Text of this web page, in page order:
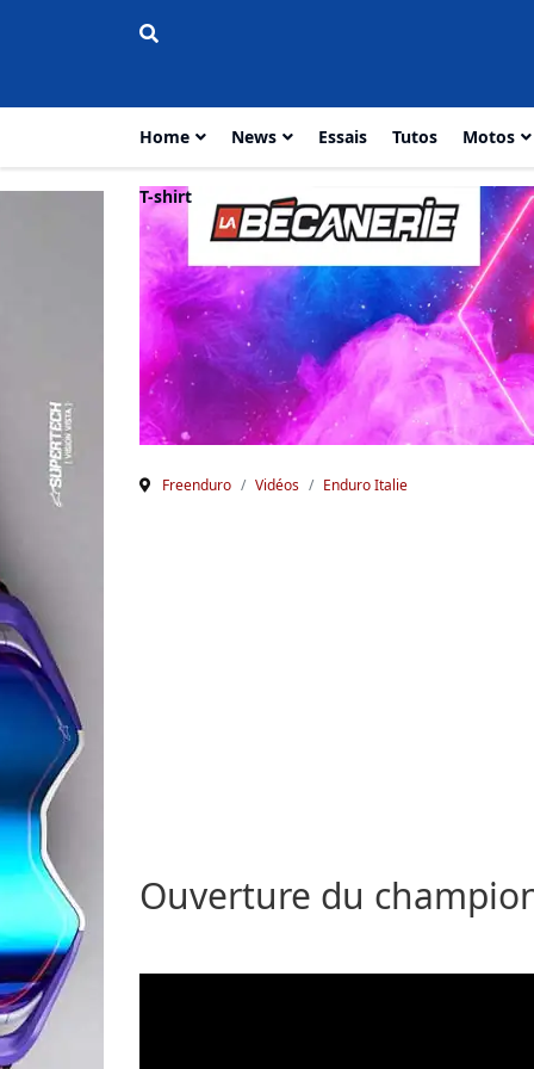
Home News Essais Tutos Motos
T-shirt
Freenduro Vidéos Enduro Italie
Ouverture du